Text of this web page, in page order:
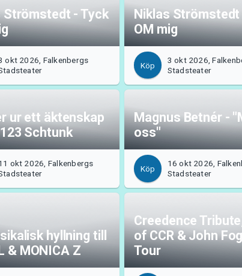
Strömstedt - Tyck
okt 2026, Falkenbergs
Niklas Strömstedt
OM mig
Köp
3 okt 2026,
Stadsteater
ur ett äktenskap
Schtunk
okt 2026, Falkenbergs
Magnus Betnér -
oss"
Köp
16 okt 2026,
Stadsteater
hyllning till
& MONICA Z
Creedence
of CCR & John
Tour